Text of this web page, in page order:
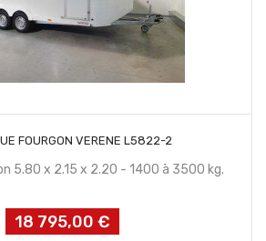
FOURGON VERENE L5822-2
5.80 x 2.15 x 2.20 - 1400 à 3500 kg.
Prix
18 795,00 €